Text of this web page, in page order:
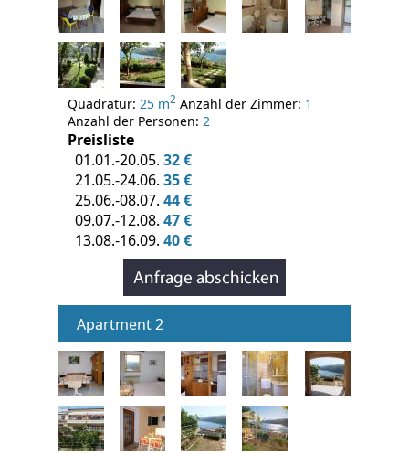
Quadratur: 25 m2 Anzahl der Zimmer: 1
Anzahl der Personen: 2
Preisliste
01.01.-20.05. 32 €
21.05.-24.06. 35 €
25.06.-08.07. 44 €
09.07.-12.08. 47 €
13.08.-16.09. 40 €
Apartment 2